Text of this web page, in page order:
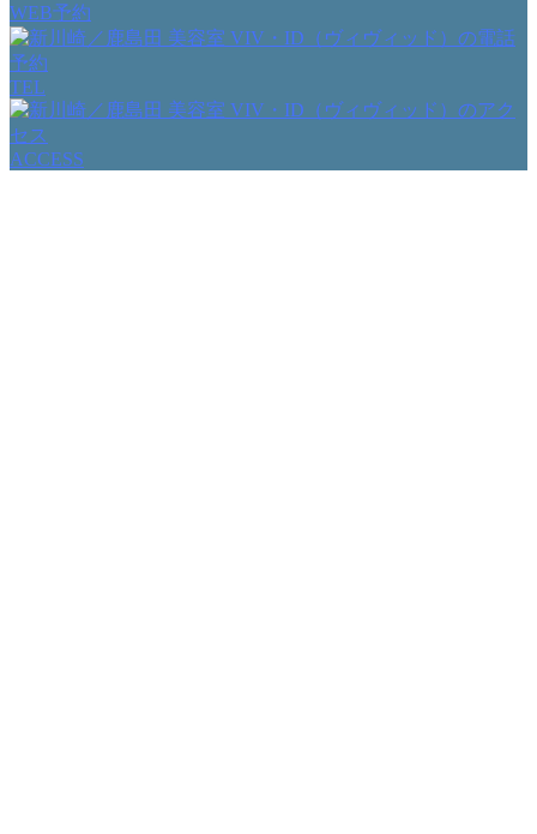
WEB予約
TEL
ACCESS